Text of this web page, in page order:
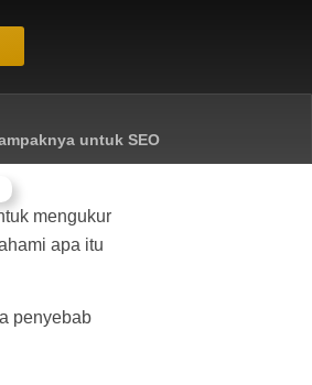
untuk SEO
mengukur
apa itu
penyebab